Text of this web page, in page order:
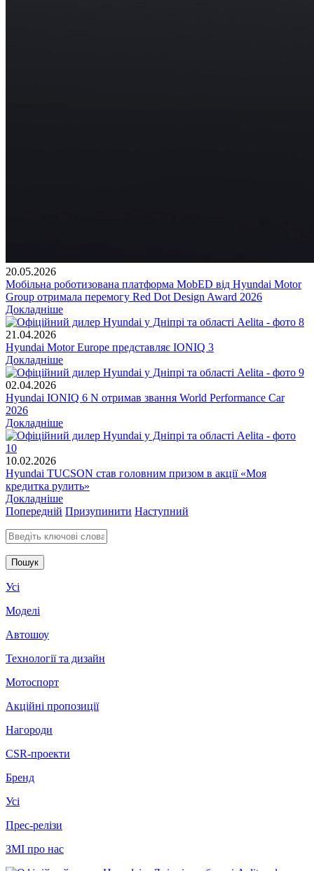
20.05.2026
Мобільна роботизована платформа MobED від Hyundai Motor
Group отримала перемогу Red Dot Design Award 2026
Докладніше
21.04.2026
Hyundai Motor Europe представляє IONIQ 3
Докладніше
02.04.2026
Hyundai IONIQ 6 N отримав звання World Performance Car
2026
Докладніше
10.02.2026
Hyundai TUCSON став головним призом в акції «Моя
кредитка рулить»
Докладніше
Попередній Призупинити Наступний
Введіть ключові слова для пошуку
Усі
Моделі
Автошоу
Технології та дизайн
Мотоспорт
Акційні пропозиції
Нагороди
CSR-проекти
Бренд
Усі
Прес-релізи
ЗМІ про нас